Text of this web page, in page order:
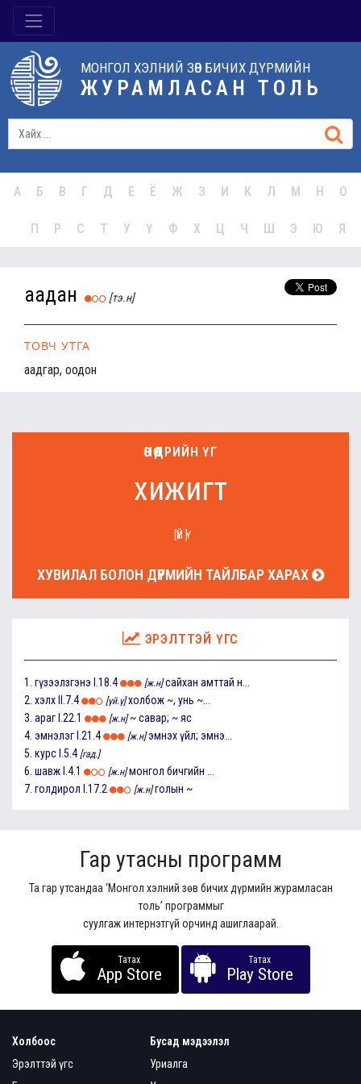
МОНГОЛ ХЭЛНИЙ ЗӨВ БИЧИХ ДҮРМИЙН
ЖУРАМЛАСАН ТОЛЬ
А Б В Г Д Е Ё Ж З И К Л М Н О
П Р С Т У Ү Ф Х Ц Ч Ш Э Ю Я
аадан [тэ.н]
ТОВЧ УТГА
аадгар, оодон
ӨНӨӨДРИЙН ҮГ
хижигт
[ҮЙ.Ү]
ХУВИЛАЛ БОЛОН ДҮРМИЙН ТАЙЛБАР ХАРАХ
ЭРЭЛТТЭЙ ҮГС
1. гүзээлзгэнэ I.18.4 [ж.н] сайхан амттай н...
2. хэлх II.7.4 [үй.ү] холбож ~, унь ~...
3. араг I.22.1 [ж.н] ~ савар; ~ яс
4. эмнэлэг I.21.4 [ж.н] эмнэх үйл; эмнэ...
5. курс I.5.4 [гад.]
6. шавж I.4.1 [ж.н] монгол бичгийн ...
7. голдирол I.17.2 [ж.н] голын ~
Гар утасны программ
Та гар утсандаа ‘Монгол хэлний зөв бичих дүрмийн журамласан
толь’ программыг
суулгаж интернэтгүй орчинд ашиглаарай.
Татах
App Store
Татах
Play Store
Холбоос
Эрэлттэй үгс
Бусад мэдээлэл
Уриалга